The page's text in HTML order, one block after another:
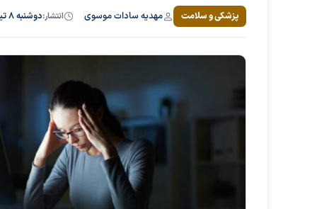
پزشکی و سلامت مهدیه سادات موسوی انتشار:دوشنبه ۸ تیر ۱۴۰۵، ساعت ۱۷:۳۸